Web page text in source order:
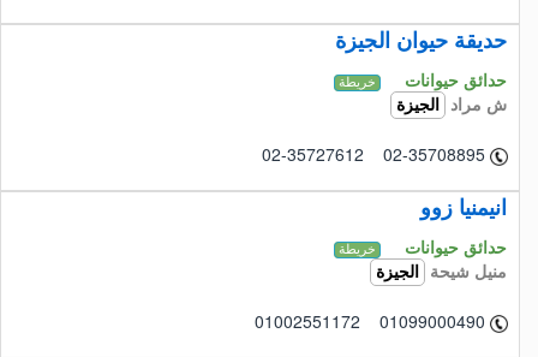
حديقة حيوان الجيزة
حدائق حيوانات خريطة
ش مراد الجيزة
02-35727612 02-35708895
انيمنيا زوو
حدائق حيوانات خريطة
منيل شيحة الجيزة
01002551172 01099000490